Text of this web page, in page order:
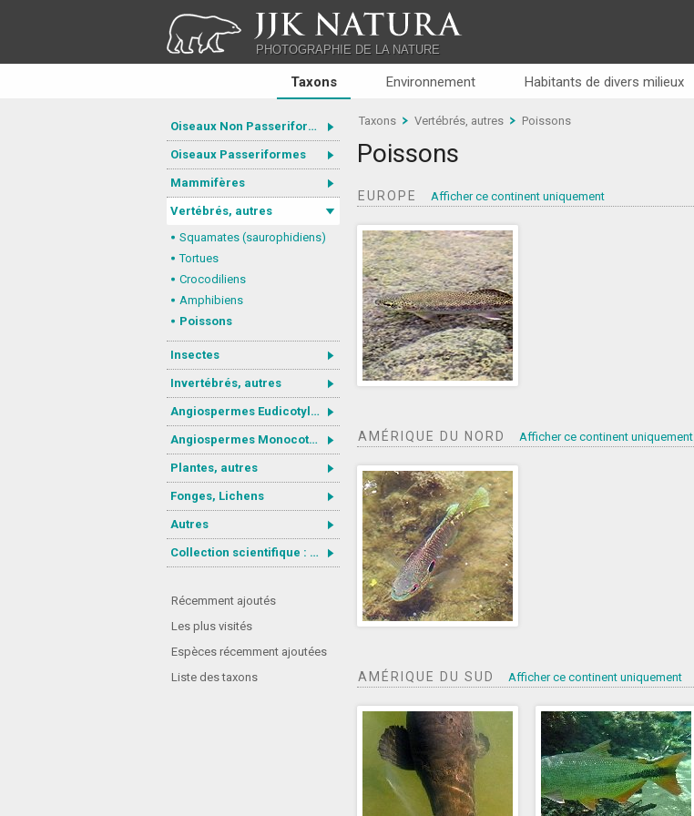
JJK NATURA
PHOTOGRAPHIE DE LA NATURE
Taxons Environnement Habitants de divers milieux
Oiseaux Non Passeriformes
Oiseaux Passeriformes
Mammifères
Vertébrés, autres
Squamates (saurophidiens)
Tortues
Crocodiliens
Amphibiens
Poissons
Insectes
Invertébrés, autres
Angiospermes Eudicotylédones
Angiospermes Monocotylédones
Plantes, autres
Fonges, Lichens
Autres
Collection scientifique : Gastrotricha
Récemment ajoutés
Les plus visités
Espèces récemment ajoutées
Liste des taxons
Taxons Vertébrés, autres Poissons
Poissons
EUROPE Afficher ce continent uniquement
AMÉRIQUE DU NORD Afficher ce continent uniquement
AMÉRIQUE DU SUD Afficher ce continent uniquement